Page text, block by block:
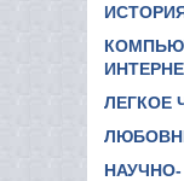
ЛЕГКОЕ
НАУЧНО-